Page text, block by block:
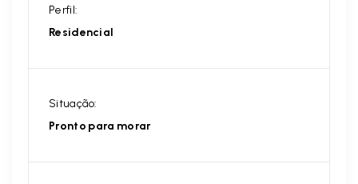
Perfil:
Residencial
Situação:
Pronto para morar